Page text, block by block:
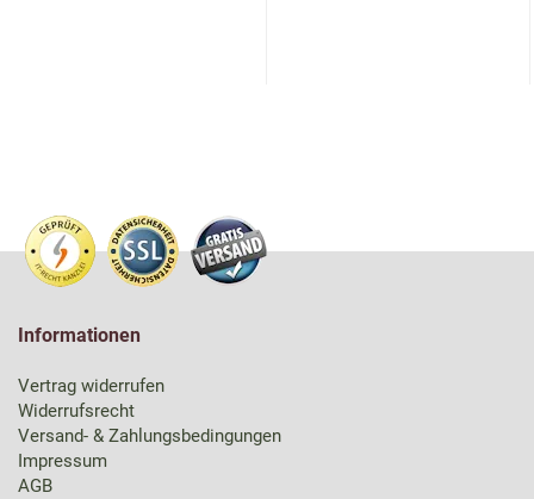
Informationen
Vertrag widerrufen
Widerrufsrecht
Versand- & Zahlungsbedingungen
Impressum
AGB